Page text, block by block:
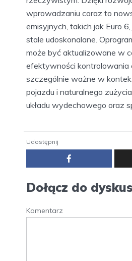
wprowadzaniu coraz to
emisyjnych, takich jak Euro
stale udoskonalane.
może być aktualizowane w
efektywności kontrolowania
szczególnie ważne w
pojazdu i naturalnego
układu wydechowego oraz
Udostępnij
Dołącz do
Komentarz